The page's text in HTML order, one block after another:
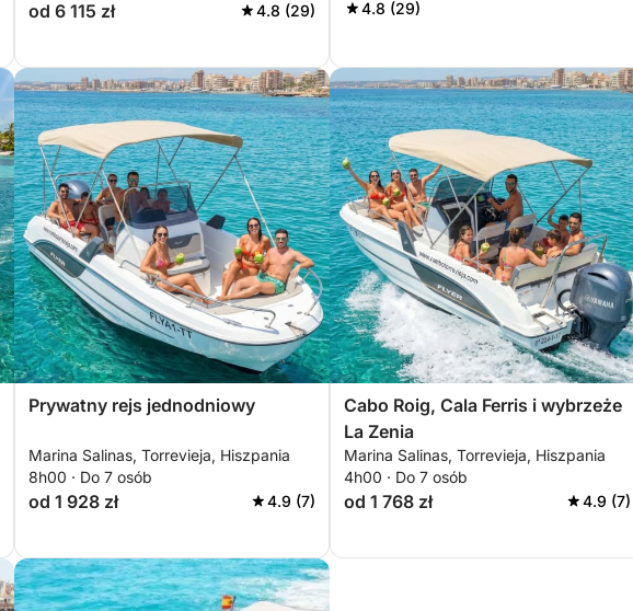
od 6 115 zł 4.8 (29)
4.8 (29)
Prywatny rejs jednodniowy
Marina Salinas, Torrevieja, Hiszpania
8h00 · Do 7 osób
od 1 928 zł 4.9 (7)
Cabo Roig, Cala Ferris i wybrzeże
La Zenia
Marina Salinas, Torrevieja, Hiszpania
4h00 · Do 7 osób
od 1 768 zł 4.9 (7)